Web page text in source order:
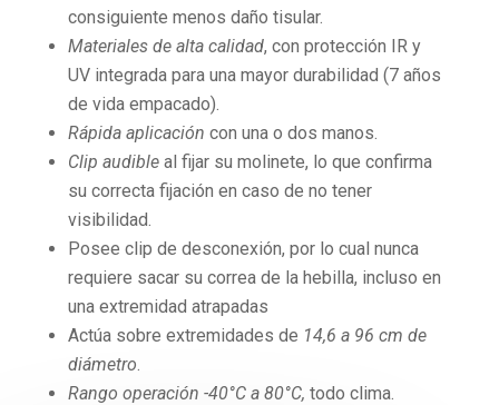
consiguiente menos daño tisular.
Materiales de alta calidad, con protección IR y
UV integrada para una mayor durabilidad (7 años
de vida empacado).
Rápida aplicación con una o dos manos.
Clip audible al fijar su molinete, lo que confirma
su correcta fijación en caso de no tener
visibilidad.
Posee clip de desconexión, por lo cual nunca
requiere sacar su correa de la hebilla, incluso en
una extremidad atrapadas
Actúa sobre extremidades de 14,6 a 96 cm de
diámetro.
Rango operación -40°C a 80°C, todo clima.